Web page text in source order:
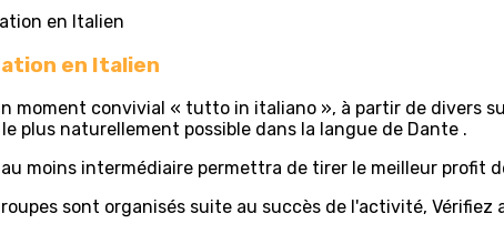
en Italien
moment convivial « tutto in italiano », à partir de divers
le plus naturellement possible dans la langue de Dante .
moins intermédiaire permettra de tirer le meilleur profit
sont organisés suite au succès de l'activité,